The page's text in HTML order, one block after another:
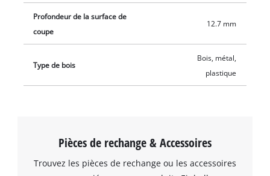
Profondeur de la surface de
coupe
12.7 mm
Type de bois
Bois, métal,
plastique
Pièces de rechange & Accessoires
Trouvez les pièces de rechange ou les accessoires